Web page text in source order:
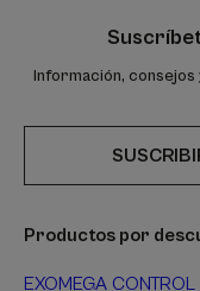
Información,
Productos por
EXOMEGA CONTROL